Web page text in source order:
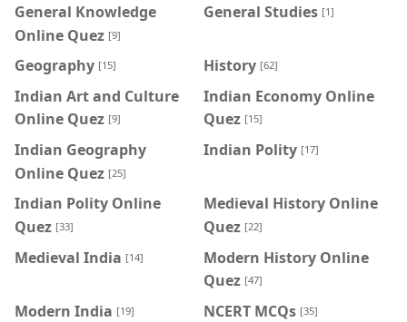
General Knowledge
Online Quez [9]
General Studies [1]
Geography [15] History [62]
Indian Art and Culture
Online Quez [9]
Indian Economy Online
Quez [15]
Indian Geography
Online Quez [25]
Indian Polity [17]
Indian Polity Online
Quez [33]
Medieval History Online
Quez [22]
Medieval India [14]
Modern History Online
Quez [47]
Modern India [19] NCERT MCQs [35]